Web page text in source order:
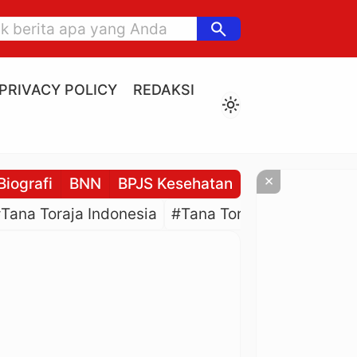
search
PRIVACY POLICY
REDAKSI
light_mode
BNN BPJS Kesehatan BPJS
Toraja Indonesia #Tana Toraja Culture
×